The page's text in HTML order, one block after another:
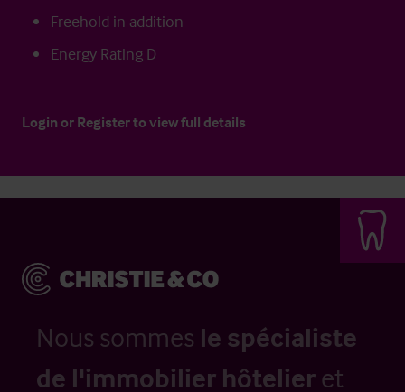
Freehold in addition
Energy Rating D
Login or Registerto view full details
Nous sommes le spécialiste
de l'immobilier hôtelier et